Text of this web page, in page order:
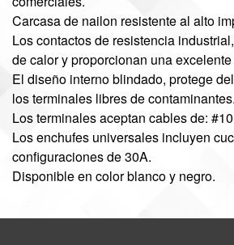
Carcasa de nailon resistente al alto
Los contactos de resistencia
de calor y proporcionan una
El diseño interno blindado, protege
los terminales libres de contaminantes.
Los terminales aceptan cables de:
Los enchufes universales incluyen
configuraciones de 30A.
Disponible en color blanco y negro.